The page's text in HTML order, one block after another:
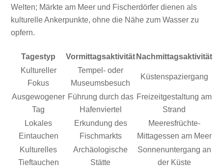
Welten; Märkte am Meer und Fischerdörfer dienen als
kulturelle Ankerpunkte, ohne die Nähe zum Wasser zu
opfern.
Tagestyp Vormittagsaktivität Nachmittagsaktivität
Kultureller
Fokus
Tempel- oder
Museumsbesuch
Küstenspaziergang
Ausgewogener
Tag
Führung durch das
Hafenviertel
Freizeitgestaltung am
Strand
Lokales
Eintauchen
Erkundung des
Fischmarkts
Meeresfrüchte-
Mittagessen am Meer
Kulturelles
Tieftauchen
Archäologische
Stätte
Sonnenuntergang an
der Küste